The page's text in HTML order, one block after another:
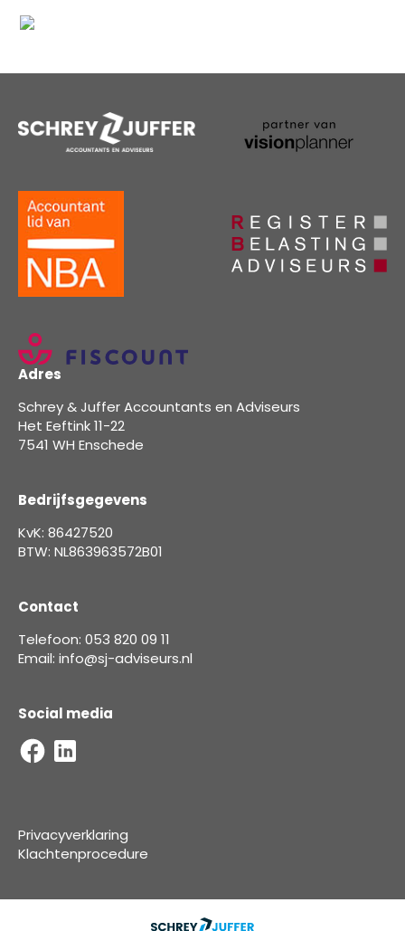
Adres
Schrey & Juffer Accountants en Adviseurs
Het Eeftink 11-22
7541 WH Enschede
Bedrijfsgegevens
KvK: 86427520
BTW: NL863963572B01
Contact
Telefoon: 053 820 09 11
Email: info@sj-adviseurs.nl
Social media
Privacyverklaring
Klachtenprocedure